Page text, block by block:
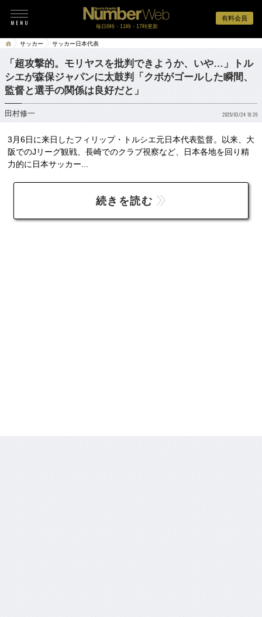
有料会員
毎日6時・11時・17時更新
サッカー サッカー日本代表
「超攻撃的。モリヤスを批判できようか、いや…」トル
シエが森保ジャパンに太鼓判「クボがゴールした瞬間、
監督と選手の関係は良好だと」
田村修一 2025/03/24 18:20
3月6日に来日したフィリップ・トルシエ元日本代表監督。以来、大
阪でのJリーグ観戦、長崎でのクラブ視察など、日本各地を回り精
力的に日本サッカー...
続きを読む